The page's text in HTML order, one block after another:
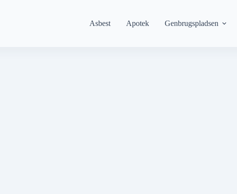
Asbest Apotek Genbrugspladsen